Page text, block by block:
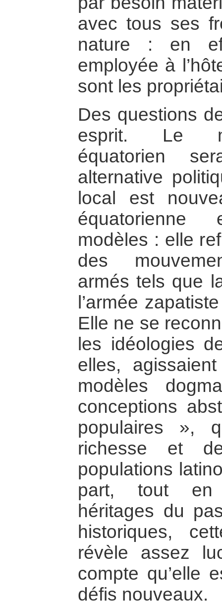
avec tous ses
nature : en
employée à
sont les
Des questions
esprit. Le
équatorien
alternative
local est
modèles : elle
des
armés tels que
l’armée
Elle ne se
les idéologies
elles,
modèles
conceptions
populaires »,
richesse et
populations
part, tout en
héritages du
historiques,
révèle assez
compte qu’elle
défis nouveaux.